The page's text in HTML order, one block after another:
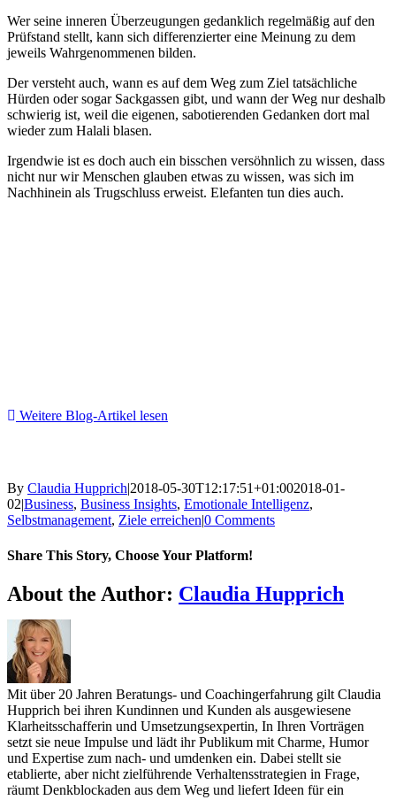
Wer seine inneren Überzeugungen gedanklich regelmäßig auf den
Prüfstand stellt, kann sich differenzierter eine Meinung zu dem
jeweils Wahrgenommenen bilden.
Der versteht auch, wann es auf dem Weg zum Ziel tatsächliche
Hürden oder sogar Sackgassen gibt, und wann der Weg nur deshalb
schwierig ist, weil die eigenen, sabotierenden Gedanken dort mal
wieder zum Halali blasen.
Irgendwie ist es doch auch ein bisschen versöhnlich zu wissen, dass
nicht nur wir Menschen glauben etwas zu wissen, was sich im
Nachhinein als Trugschluss erweist. Elefanten tun dies auch.
Weitere Blog-Artikel lesen
By Claudia Hupprich|2018-05-30T12:17:51+01:002018-01-
02|Business, Business Insights, Emotionale Intelligenz,
Selbstmanagement, Ziele erreichen|0 Comments
Share This Story, Choose Your Platform!
Facebook
Twitter
Reddit
LinkedIn
WhatsApp
Telegram
Tumblr
Pinterest
Vk
Xing
Email
About the Author: Claudia Hupprich
Mit über 20 Jahren Beratungs- und Coachingerfahrung gilt Claudia
Hupprich bei ihren Kundinnen und Kunden als ausgewiesene
Klarheitsschafferin und Umsetzungsexpertin, In Ihren Vorträgen
setzt sie neue Impulse und lädt ihr Publikum mit Charme, Humor
und Expertise zum nach- und umdenken ein. Dabei stellt sie
etablierte, aber nicht zielführende Verhaltensstrategien in Frage,
räumt Denkblockaden aus dem Weg und liefert Ideen für ein